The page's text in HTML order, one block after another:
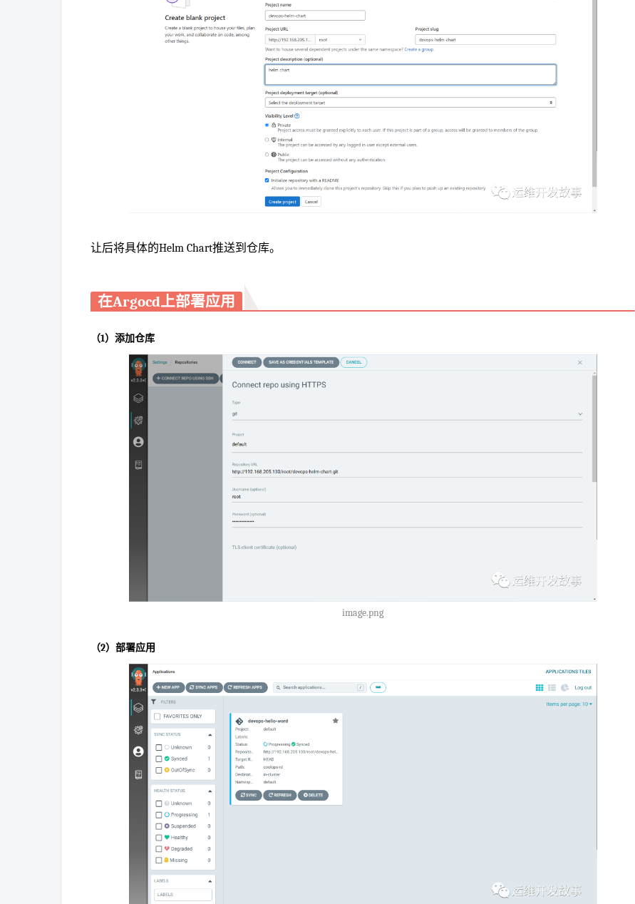
让后将具体的Helm Chart推送到仓库。
在Argocd上部署应用
（1）添加仓库
image.png
（2）部署应用